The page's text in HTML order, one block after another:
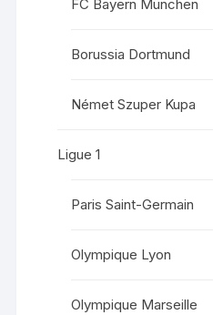
FC Bayern München
Borussia Dortmund
Német Szuper Kupa
Ligue 1
Paris Saint-Germain
Olympique Lyon
Olympique Marseille